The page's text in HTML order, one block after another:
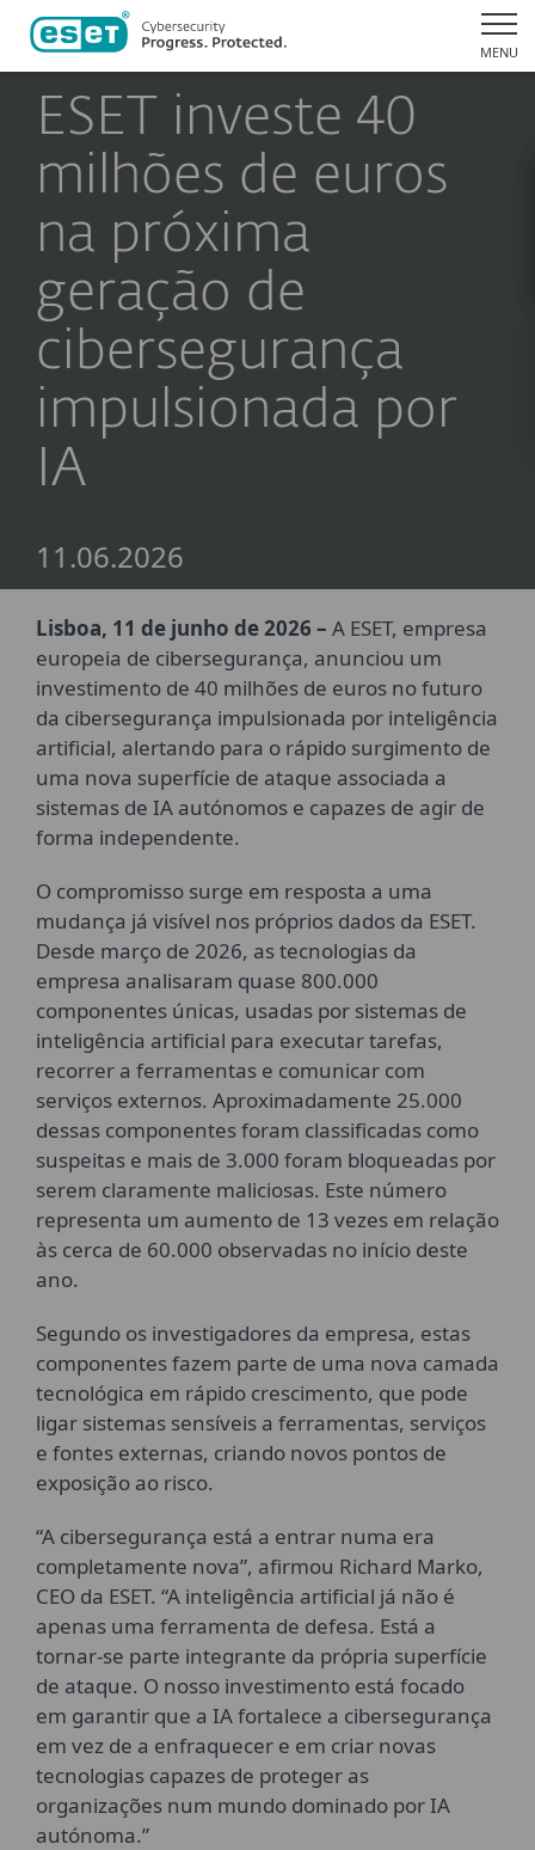
MENU
ESET investe 40
milhões de euros
na próxima
geração de
cibersegurança
impulsionada por
IA
11.06.2026
Lisboa, 11 de junho de 2026 – A ESET, empresa
europeia de cibersegurança, anunciou um
investimento de 40 milhões de euros no futuro
da cibersegurança impulsionada por inteligência
artificial, alertando para o rápido surgimento de
uma nova superfície de ataque associada a
sistemas de IA autónomos e capazes de agir de
forma independente.
O compromisso surge em resposta a uma
mudança já visível nos próprios dados da ESET.
Desde março de 2026, as tecnologias da
empresa analisaram quase 800.000
componentes únicas, usadas por sistemas de
inteligência artificial para executar tarefas,
recorrer a ferramentas e comunicar com
serviços externos. Aproximadamente 25.000
dessas componentes foram classificadas como
suspeitas e mais de 3.000 foram bloqueadas por
serem claramente maliciosas. Este número
representa um aumento de 13 vezes em relação
às cerca de 60.000 observadas no início deste
ano.
Segundo os investigadores da empresa, estas
componentes fazem parte de uma nova camada
tecnológica em rápido crescimento, que pode
ligar sistemas sensíveis a ferramentas, serviços
e fontes externas, criando novos pontos de
exposição ao risco.
“A cibersegurança está a entrar numa era
completamente nova”, afirmou Richard Marko,
CEO da ESET. “A inteligência artificial já não é
apenas uma ferramenta de defesa. Está a
tornar-se parte integrante da própria superfície
de ataque. O nosso investimento está focado
em garantir que a IA fortalece a cibersegurança
em vez de a enfraquecer e em criar novas
tecnologias capazes de proteger as
organizações num mundo dominado por IA
autónoma.”